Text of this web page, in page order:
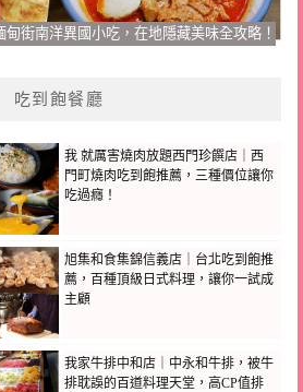
街南洋異國小吃，在地隱藏美味全攻略！
吃到飽餐廳
我 就厲害燒肉放題西門珍饌店｜西
門町燒肉吃到飽推薦，三種價位讓你
吃過癮！
旭集和食集錦信義店｜台北吃到飽推
薦，百種頂級日式料理，讓你一試成
主顧
我家牛排中和店｜中永和牛排，被牛
排耽誤的百道料理天堂，高CP值排